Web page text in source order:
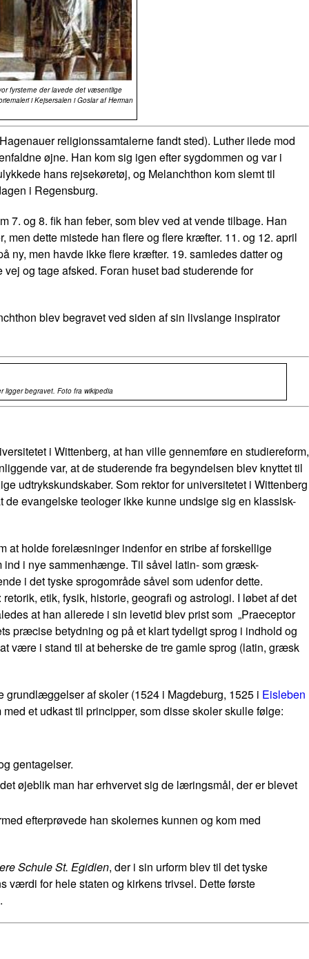
fyrsterne der lavede det væsentlige
i Kejsersalen i Goslar af Herman
religionssamtalerne fandt sted). Luther ilede mod
øjne. Han kom sig igen efter sygdommen og var i
hans rejsekøretøj, og Melanchthon kom slemt til
i Regensburg.
7. og 8. fik han feber, som blev ved at vende tilbage. Han
dette mistede han flere og flere kræfter. 11. og 12. april
men havde ikke flere kræfter. 19. samledes datter og
og tage afsked. Foran huset bad studerende for
blev begravet ved siden af sin livslange inspirator
ligger begravet. Foto fra wikipedia
i Wittenberg, at han ville gennemføre en studiereform,
var, at de studerende fra begyndelsen blev knyttet til
udtrykskundskaber. Som rektor for universitetet i Wittenberg
evangelske teologer ikke kunne undsige sig en klassisk-
at holde forelæsninger indenfor en stribe af forskellige
i nye sammenhænge. Til såvel latin- som græsk-
i det tyske sprogområde såvel som udenfor dette.
etik, fysik, historie, geografi og astrologi. I løbet af det
at han allerede i sin levetid blev prist som „Praeceptor
præcise betydning og på et klart tydeligt sprog i indhold og
være i stand til at beherske de tre gamle sprog (latin, græsk
af skoler (1524 i Magdeburg, 1525 i Eisleben
et udkast til principper, som disse skoler skulle følge:
gentagelser.
øjeblik man har erhvervet sig de læringsmål, der er blevet
efterprøvede han skolernes kunnen og kom med
Schule St. Egidien, der i sin urform blev til det tyske
værdi for hele staten og kirkens trivsel. Dette første